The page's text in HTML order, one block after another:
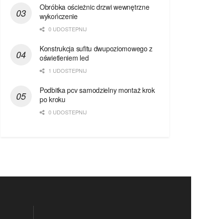
Obróbka ościeżnic drzwi wewnętrzne
wykończenie
0 UDOSTEPNIJ
Konstrukcja sufitu dwupoziomowego z
oświetleniem led
1 UDOSTEPNIJ
Podbitka pcv samodzielny montaż krok
po kroku
0 UDOSTEPNIJ